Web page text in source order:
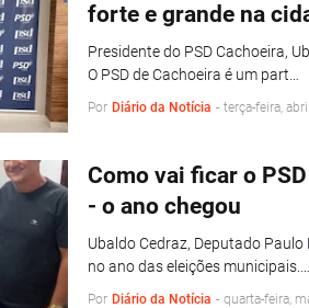
forte e grande na
Presidente do PSD Cachoeira,
O PSD de Cachoeira é um part…
Por Diário da Notícia - terça-feira,
Como vai ficar o
- o ano chegou
Ubaldo Cedraz, Deputado
no ano das eleições municipais.…
Por Diário da Notícia - quarta-feira,